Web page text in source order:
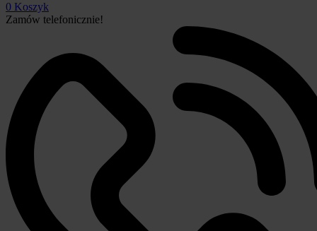
0 Koszyk
Zamów telefonicznie!